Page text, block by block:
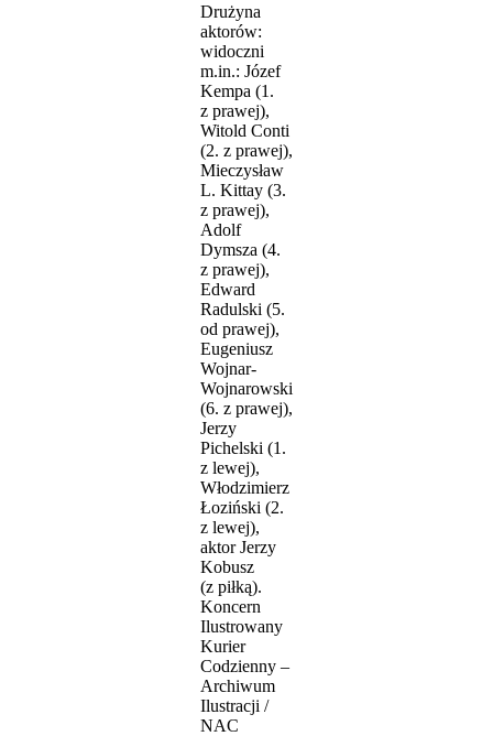
Drużyna
aktorów:
widoczni
m.in.: Józef
Kempa (1.
z prawej),
Witold Conti
(2. z prawej),
Mieczysław
L. Kittay (3.
z prawej),
Adolf
Dymsza (4.
z prawej),
Edward
Radulski (5.
od prawej),
Eugeniusz
Wojnar-
Wojnarowski
(6. z prawej),
Jerzy
Pichelski (1.
z lewej),
Włodzimierz
Łoziński (2.
z lewej),
aktor Jerzy
Kobusz
(z piłką).
Koncern
Ilustrowany
Kurier
Codzienny –
Archiwum
Ilustracji /
NAC